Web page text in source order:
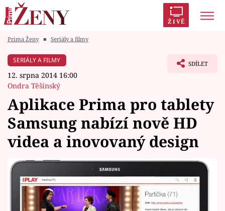
ŽIVĚ
Módní alarm
Témata
Celebrity
Vztahy
Seriály
Prima Ženy ■ Seriály a filmy
SERIÁLY A FILMY
12. srpna 2014 16:00
Ondra Těšínský
SDÍLET
Aplikace Prima pro tablety
Samsung nabízí nově HD
videa a inovovaný design